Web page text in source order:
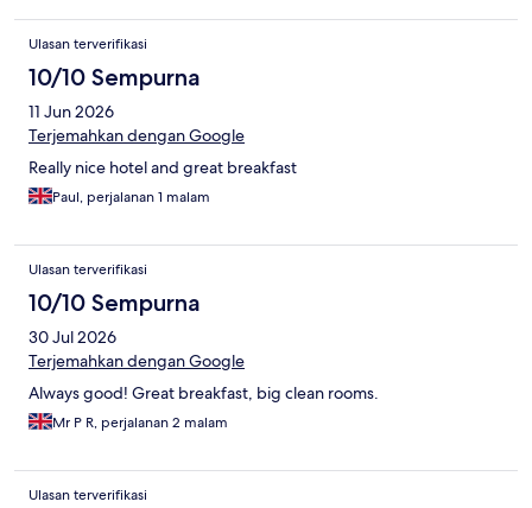
Ulasan terverifikasi
10/10 Sempurna
11 Jun 2026
Terjemahkan dengan Google
Really nice hotel and great breakfast
Paul, perjalanan 1 malam
Ulasan terverifikasi
10/10 Sempurna
30 Jul 2026
Terjemahkan dengan Google
Always good! Great breakfast, big clean rooms.
Mr P R, perjalanan 2 malam
Ulasan terverifikasi